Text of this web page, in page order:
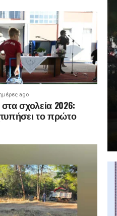
ago
σχολεία 2026:
το πρώτο